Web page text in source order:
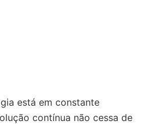
está em constante
contínua não cessa de